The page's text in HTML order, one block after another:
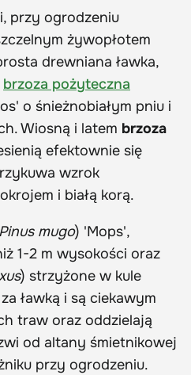
przy ogrodzeniu
żywopłotem
drewniana ławka,
brzoza pożyteczna
o śnieżnobiałym pniu i
Wiosną i latem brzoza
efektownie się
wzrok
i białą korą.
Pinus mugo) 'Mops',
1-2 m wysokości oraz
) strzyżone w kule
ławką i są ciekawym
traw oraz oddzielają
od altany śmietnikowej
przy ogrodzeniu.